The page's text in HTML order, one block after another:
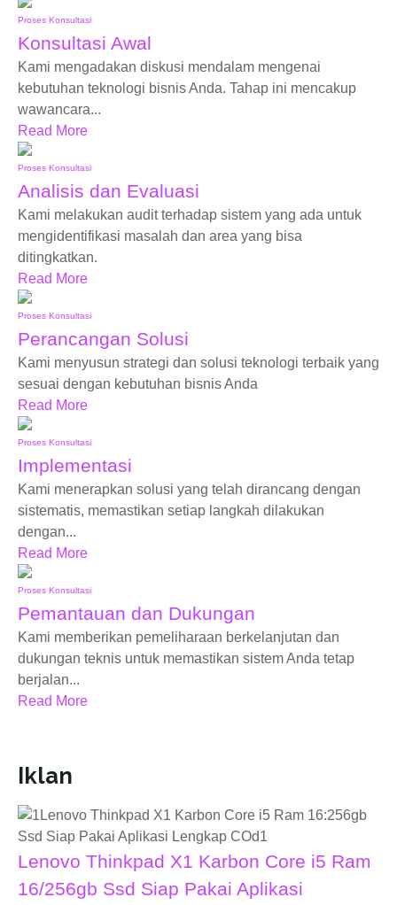
Proses Konsultasi
Konsultasi Awal
Kami mengadakan diskusi mendalam mengenai
kebutuhan teknologi bisnis Anda. Tahap ini mencakup
wawancara...
Read More
Proses Konsultasi
Analisis dan Evaluasi
Kami melakukan audit terhadap sistem yang ada untuk
mengidentifikasi masalah dan area yang bisa
ditingkatkan.
Read More
Proses Konsultasi
Perancangan Solusi
Kami menyusun strategi dan solusi teknologi terbaik yang
sesuai dengan kebutuhan bisnis Anda
Read More
Proses Konsultasi
Implementasi
Kami menerapkan solusi yang telah dirancang dengan
sistematis, memastikan setiap langkah dilakukan
dengan...
Read More
Proses Konsultasi
Pemantauan dan Dukungan
Kami memberikan pemeliharaan berkelanjutan dan
dukungan teknis untuk memastikan sistem Anda tetap
berjalan...
Read More
Iklan
Lenovo Thinkpad X1 Karbon Core i5 Ram
16/256gb Ssd Siap Pakai Aplikasi